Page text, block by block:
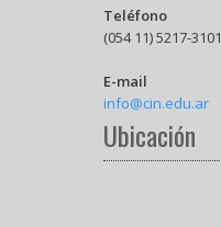
Teléfono
(054 11) 5217-3101
E-mail
info@cin.edu.ar
Ubicación